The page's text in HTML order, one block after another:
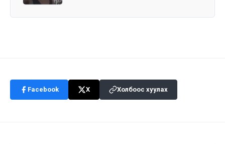
Facebook X Холбоос хуулах